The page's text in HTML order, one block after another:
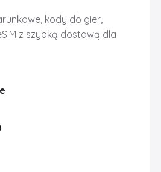
kody do gier,
z szybką dostawą dla